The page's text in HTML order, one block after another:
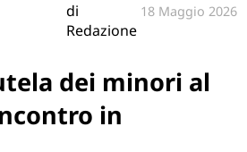
di
Redazione
18 Maggio 2026
dei minori al
in